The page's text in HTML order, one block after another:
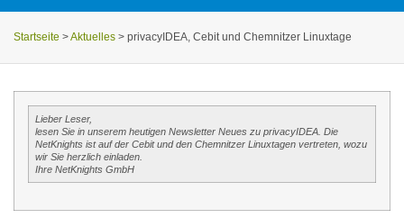
Startseite >Aktuelles > privacyIDEA, Cebit und Chemnitzer Linuxtage
Lieber Leser,
lesen Sie in unserem heutigen Newsletter Neues zu privacyIDEA. Die
NetKnights ist auf der Cebit und den Chemnitzer Linuxtagen vertreten, wozu
wir Sie herzlich einladen.
Ihre NetKnights GmbH